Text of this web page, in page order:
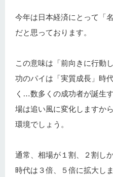
今年は日本経済にとって「
だと思っております。
この意味は「前向きに行動
功のパイは「実質成長」時
く…数多くの成功者が誕生
場は追い風に変化しますか
環境でしょう。
通常、相場が１割、２割し
時代は３倍、５倍に拡大し